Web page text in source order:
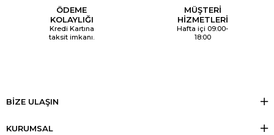
ÖDEME
KOLAYLIĞI
Kredi Kartına
taksit imkanı.
MÜŞTERİ
HİZMETLERİ
Hafta içi 09:00-
18:00
BİZE ULAŞIN
KURUMSAL